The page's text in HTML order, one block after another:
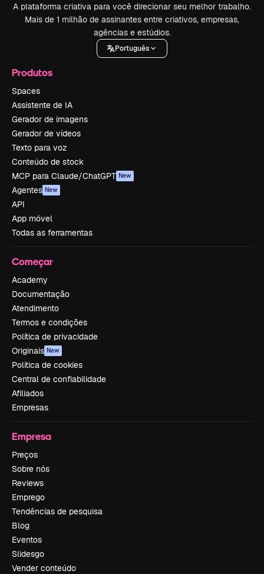
A plataforma criativa para você direcionar seu melhor trabalho.
Mais de 1 milhão de assinantes entre criativos, empresas,
agências e estúdios.
Português
Produtos
Spaces
Assistente de IA
Gerador de imagens
Gerador de vídeos
Texto para voz
Conteúdo de stock
MCP para Claude/ChatGPT New
Agentes New
API
App móvel
Todas as ferramentas
Começar
Academy
Documentação
Atendimento
Termos e condições
Política de privacidade
Originais New
Política de cookies
Central de confiabilidade
Afiliados
Empresas
Empresa
Preços
Sobre nós
Reviews
Emprego
Tendências de pesquisa
Blog
Eventos
Slidesgo
Vender conteúdo